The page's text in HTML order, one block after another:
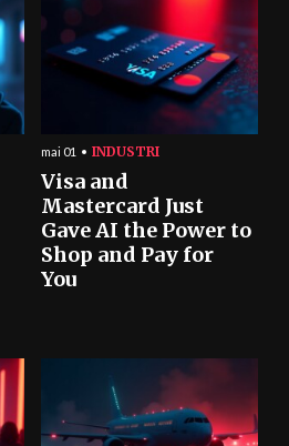
mai 01 INDUSTRI
Visa and
Mastercard Just
Gave AI the Power to
Shop and Pay for
You